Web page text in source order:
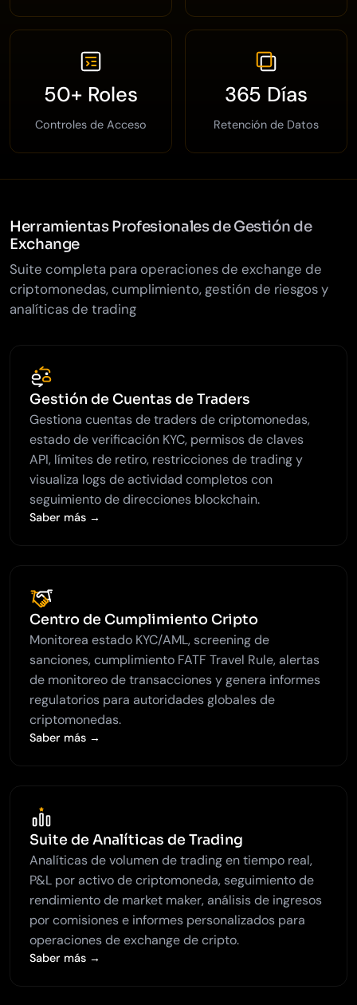
50+ Roles
Controles de Acceso
365 Días
Retención de Datos
Herramientas Profesionales de Gestión de
Exchange
Suite completa para operaciones de exchange de
criptomonedas, cumplimiento, gestión de riesgos y
analíticas de trading
Gestión de Cuentas de Traders
Gestiona cuentas de traders de criptomonedas,
estado de verificación KYC, permisos de claves
API, límites de retiro, restricciones de trading y
visualiza logs de actividad completos con
seguimiento de direcciones blockchain.
Saber más →
Centro de Cumplimiento Cripto
Monitorea estado KYC/AML, screening de
sanciones, cumplimiento FATF Travel Rule, alertas
de monitoreo de transacciones y genera informes
regulatorios para autoridades globales de
criptomonedas.
Saber más →
Suite de Analíticas de Trading
Analíticas de volumen de trading en tiempo real,
P&L por activo de criptomoneda, seguimiento de
rendimiento de market maker, análisis de ingresos
por comisiones e informes personalizados para
operaciones de exchange de cripto.
Saber más →